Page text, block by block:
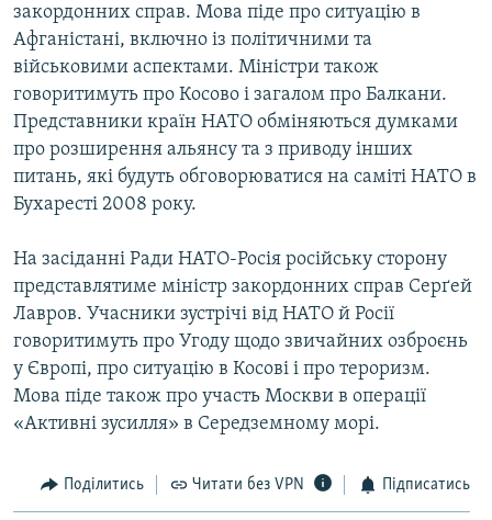
закордонних справ. Мова піде про ситуацію в
Афганістані, включно із політичними та
військовими аспектами. Міністри також
говоритимуть про Косово і загалом про Балкани.
Представники країн НАТО обміняються думками
про розширення альянсу та з приводу інших
питань, які будуть обговорюватися на саміті НАТО в
Бухаресті 2008 року.
На засіданні Ради НАТО-Росія російську сторону
представлятиме міністр закордонних справ Серґей
Лавров. Учасники зустрічі від НАТО й Росії
говоритимуть про Угоду щодо звичайних озброєнь
у Європі, про ситуацію в Косові і про тероризм.
Мова піде також про участь Москви в операції
«Активні зусилля» в Середземному морі.
Поділитись Читати без VPN Підписатись